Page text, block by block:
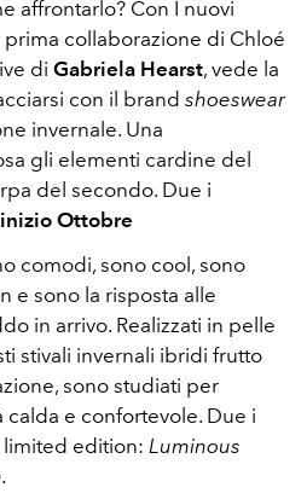
affrontarlo? Con I nuovi
prima collaborazione di Chloé
di Gabriela Hearst, vede la
con il brand shoeswear
invernale. Una
gli elementi cardine del
del secondo. Due i
Ottobre
comodi, sono cool, sono
e sono la risposta alle
in arrivo. Realizzati in pelle
stivali invernali ibridi frutto
sono studiati per
e confortevole. Due i
edition: Luminous